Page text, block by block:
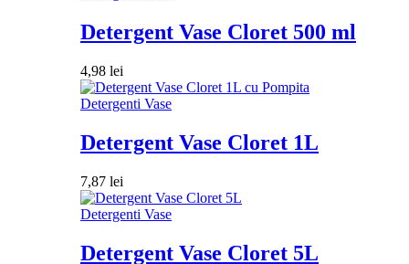
Detergent Vase Cloret 500 ml
4,98 lei
Detergenti Vase
Detergent Vase Cloret 1L
7,87 lei
Detergenti Vase
Detergent Vase Cloret 5L